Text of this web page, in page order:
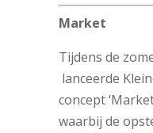
Market
Tijdens de
lanceerde
concept
waarbij de